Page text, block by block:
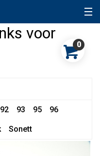
voor
0
92 93 95 96
Sonett